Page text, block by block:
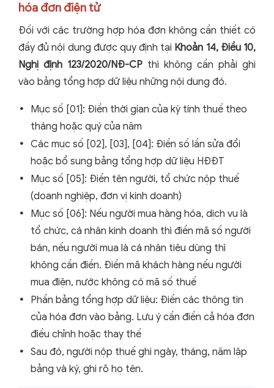
hóa đơn điện tử
Đối với các trường hợp hóa đơn không cần thiết có
đầy đủ nội dung được quy định tại Khoản 14, Điều 10,
Nghị định 123/2020/NĐ-CP thì không cần phải ghi
vào bảng tổng hợp dữ liệu những nội dung đó.
Mục số [01]: Điền thời gian của kỳ tính thuế theo
tháng hoặc quý của năm
Các mục số [02], [03], [04]: Điền số lần sửa đổi
hoặc bổ sung bảng tổng hợp dữ liệu HĐĐT
Mục số [05]: Điền tên người, tổ chức nộp thuế
(doanh nghiệp, đơn vị kinh doanh)
Mục số [06]: Nếu người mua hàng hóa, dịch vụ là
tổ chức, cá nhân kinh doanh thì điền mã số người
bán, nếu người mua là cá nhân tiêu dùng thì
không cần điền. Điền mã khách hàng nếu người
mua điện, nước không có mã số thuế
Phần bảng tổng hợp dữ liệu: Điền các thông tin
của hóa đơn vào bảng. Lưu ý cần điền cả hóa đơn
điều chỉnh hoặc thay thế
Sau đó, người nộp thuế ghi ngày, tháng, năm lập
bảng và ký, ghi rõ họ tên.